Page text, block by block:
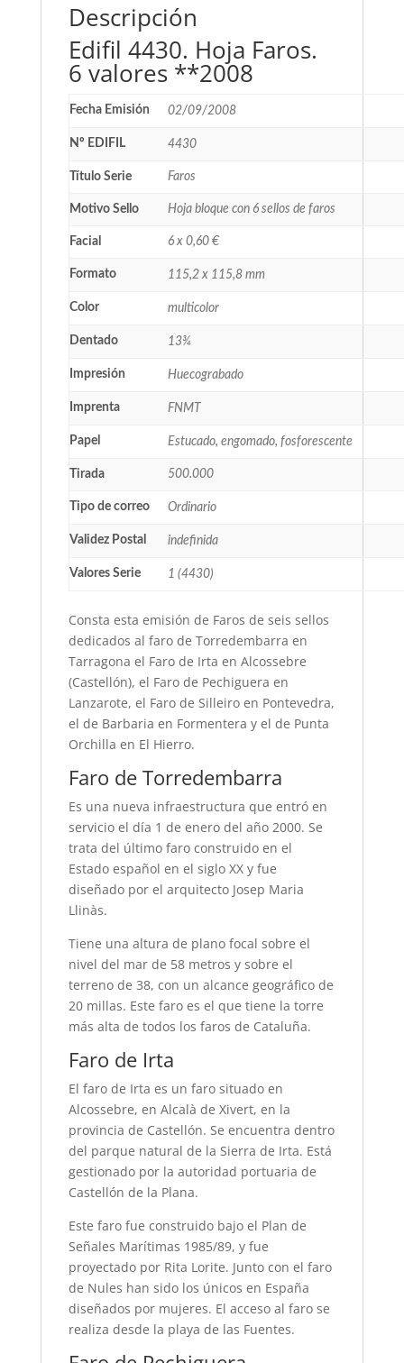
Descripción
Edifil 4430. Hoja Faros.
6 valores **2008
Fecha Emisión 02/09/2008
Nº EDIFIL 4430
Título Serie Faros
Motivo Sello Hoja bloque con 6 sellos de faros
Facial 6 x 0,60 €
Formato 115,2 x 115,8 mm
Color multicolor
Dentado 13¾
Impresión Huecograbado
Imprenta FNMT
Papel Estucado, engomado, fosforescente
Tirada 500.000
Tipo de correo Ordinario
Validez Postal indefinida
Valores Serie 1 (4430)
Consta esta emisión de Faros de seis sellos
dedicados al faro de Torredembarra en
Tarragona el Faro de Irta en Alcossebre
(Castellón), el Faro de Pechiguera en
Lanzarote, el Faro de Silleiro en Pontevedra,
el de Barbaria en Formentera y el de Punta
Orchilla en El Hierro.
Faro de Torredembarra
Es una nueva infraestructura que entró en
servicio el día 1 de enero del año 2000. Se
trata del último faro construido en el
Estado español en el siglo XX y fue
diseñado por el arquitecto Josep Maria
Llinàs.
Tiene una altura de plano focal sobre el
nivel del mar de 58 metros y sobre el
terreno de 38, con un alcance geográfico de
20 millas. Este faro es el que tiene la torre
más alta de todos los faros de Cataluña.
Faro de Irta
El faro de Irta es un faro situado en
Alcossebre, en Alcalà de Xivert, en la
provincia de Castellón. Se encuentra dentro
del parque natural de la Sierra de Irta. Está
gestionado por la autoridad portuaria de
Castellón de la Plana.
Este faro fue construido bajo el Plan de
Señales Marítimas 1985/89, y fue
proyectado por Rita Lorite. Junto con el faro
de Nules han sido los únicos en España
diseñados por mujeres. El acceso al faro se
realiza desde la playa de las Fuentes.